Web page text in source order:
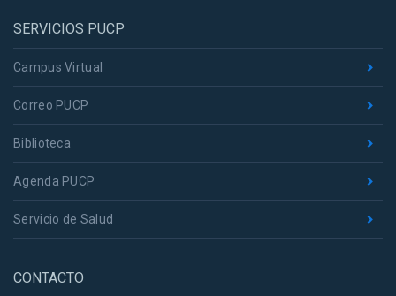
SERVICIOS PUCP
Campus Virtual
Correo PUCP
Biblioteca
Agenda PUCP
Servicio de Salud
CONTACTO